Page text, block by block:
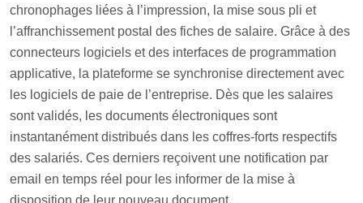
chronophages liées à l’impression, la mise sous pli et
l’affranchissement postal des fiches de salaire. Grâce à des
connecteurs logiciels et des interfaces de programmation
applicative, la plateforme se synchronise directement avec
les logiciels de paie de l’entreprise. Dès que les salaires
sont validés, les documents électroniques sont
instantanément distribués dans les coffres-forts respectifs
des salariés. Ces derniers reçoivent une notification par
email en temps réel pour les informer de la mise à
disposition de leur nouveau document.